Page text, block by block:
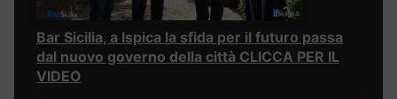
Bar Sicilia, a Ispica la sfida per il futuro passa
dal nuovo governo della città CLICCA PER IL
VIDEO